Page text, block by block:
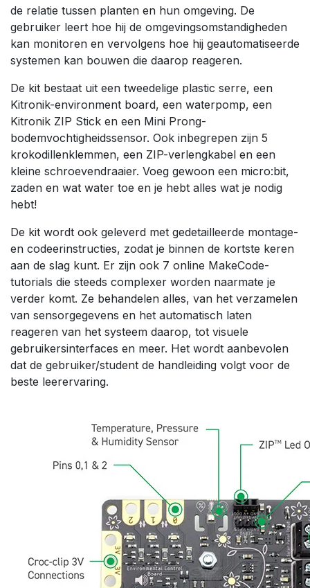
de relatie tussen planten en hun omgeving. De
gebruiker leert hoe hij de omgevingsomstandigheden
kan monitoren en vervolgens hoe hij geautomatiseerde
systemen kan bouwen die daarop reageren.
De kit bestaat uit een tweedelige plastic serre, een
Kitronik-environment board, een waterpomp, een
Kitronik ZIP Stick en een Mini Prong-
bodemvochtigheidssensor. Ook inbegrepen zijn 5
krokodillenklemmen, een ZIP-verlengkabel en een
kleine schroevendraaier. Voeg gewoon een micro:bit,
zaden en wat water toe en je hebt alles wat je nodig
hebt!
De kit wordt ook geleverd met gedetailleerde montage-
en codeerinstructies, zodat je binnen de kortste keren
aan de slag kunt. Er zijn ook 7 online MakeCode-
tutorials die steeds complexer worden naarmate je
verder komt. Ze behandelen alles, van het verzamelen
van sensorgegevens en het automatisch laten
reageren van het systeem daarop, tot visuele
gebruikersinterfaces en meer. Het wordt aanbevolen
dat de gebruiker/student de handleiding volgt voor de
beste leerervaring.